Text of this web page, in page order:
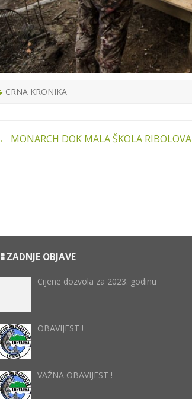
CRNA KRONIKA
← MONARCH DOK MALA ŠKOLA RIBOLOVA
ZADNJE OBJAVE
Cijene dozvola za 2023. godinu
OBAVIJEST !
VAŽNA OBAVIJEST !